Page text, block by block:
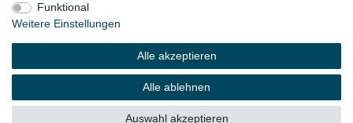
Funktional
Weitere Einstellungen
Alle akzeptieren
Alle ablehnen
Auswahl akzeptieren
© Copyright 2026 | Alle Rechte vorbehalten.